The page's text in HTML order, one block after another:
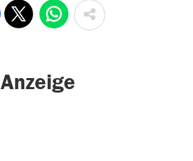
Anzeige